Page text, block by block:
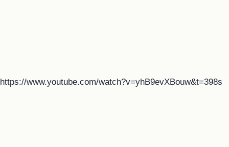
https://www.youtube.com/watch?v=yhB9evXBouw&t=398s